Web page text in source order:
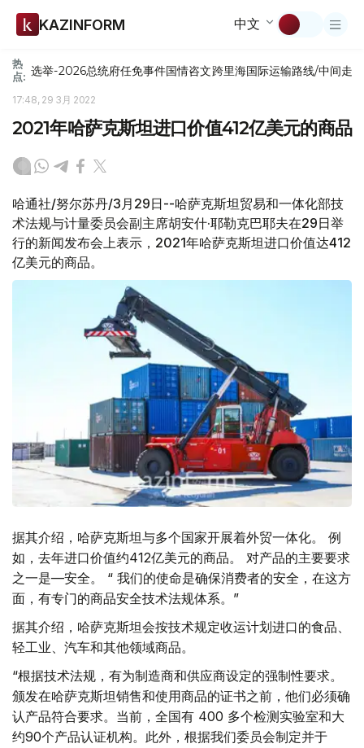
KAZINFORM 中文
热
点: 选举-2026总统府任免事件国情咨文跨里海国际运输路线/中间走廊
17:48, 29 3月 2022
2021年哈萨克斯坦进口价值412亿美元的商品
哈通社/努尔苏丹/3月29日--哈萨克斯坦贸易和一体化部技
术法规与计量委员会副主席胡安什·耶勒克巴耶夫在29日举
行的新闻发布会上表示，2021年哈萨克斯坦进口价值达412
亿美元的商品。
据其介绍，哈萨克斯坦与多个国家开展着外贸一体化。 例
如，去年进口价值约412亿美元的商品。 对产品的主要要求
之一是—安全。 “ 我们的使命是确保消费者的安全，在这方
面，有专门的商品安全技术法规体系。”
据其介绍，哈萨克斯坦会按技术规定收运计划进口的食品、
轻工业、汽车和其他领域商品。
“根据技术法规，有为制造商和供应商设定的强制性要求。
颁发在哈萨克斯坦销售和使用商品的证书之前，他们必须确
认产品符合要求。当前，全国有 400 多个检测实验室和大
约90个产品认证机构。此外，根据我们委员会制定并于